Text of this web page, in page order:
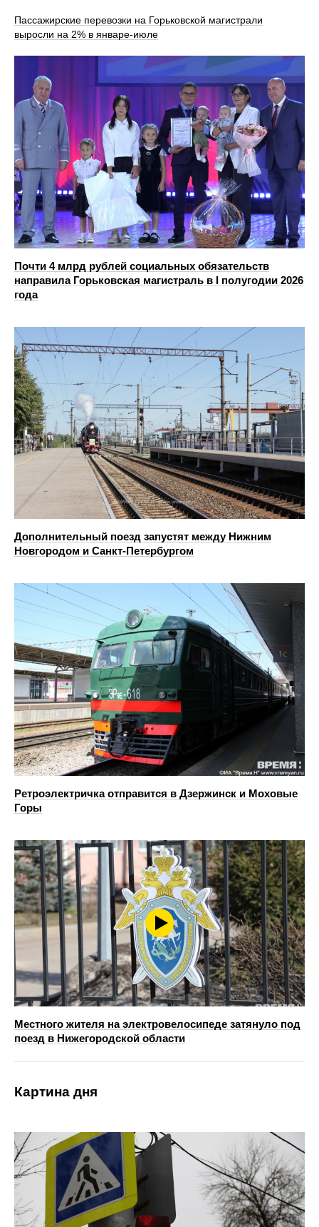
Пассажирские перевозки на Горьковской магистрали
выросли на 2% в январе-июле
Почти 4 млрд рублей социальных обязательств
направила Горьковская магистраль в I полугодии 2026
года
Дополнительный поезд запустят между Нижним
Новгородом и Санкт-Петербургом
Ретроэлектричка отправится в Дзержинск и Моховые
Горы
Местного жителя на электровелосипеде затянуло под
поезд в Нижегородской области
Картина дня